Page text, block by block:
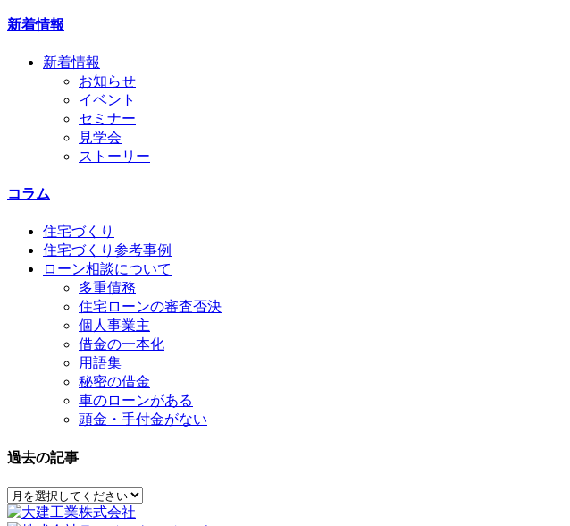
新着情報
新着情報
お知らせ
イベント
セミナー
見学会
ストーリー
コラム
住宅づくり
住宅づくり参考事例
ローン相談について
多重債務
住宅ローンの審査否決
個人事業主
借金の一本化
用語集
秘密の借金
車のローンがある
頭金・手付金がない
過去の記事